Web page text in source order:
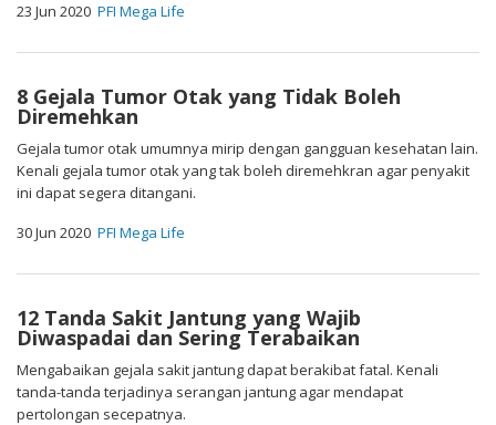
23 Jun 2020 PFI Mega Life
8 Gejala Tumor Otak yang Tidak Boleh
Diremehkan
Gejala tumor otak umumnya mirip dengan gangguan kesehatan lain.
Kenali gejala tumor otak yang tak boleh diremehkran agar penyakit
ini dapat segera ditangani.
30 Jun 2020 PFI Mega Life
12 Tanda Sakit Jantung yang Wajib
Diwaspadai dan Sering Terabaikan
Mengabaikan gejala sakit jantung dapat berakibat fatal. Kenali
tanda-tanda terjadinya serangan jantung agar mendapat
pertolongan secepatnya.